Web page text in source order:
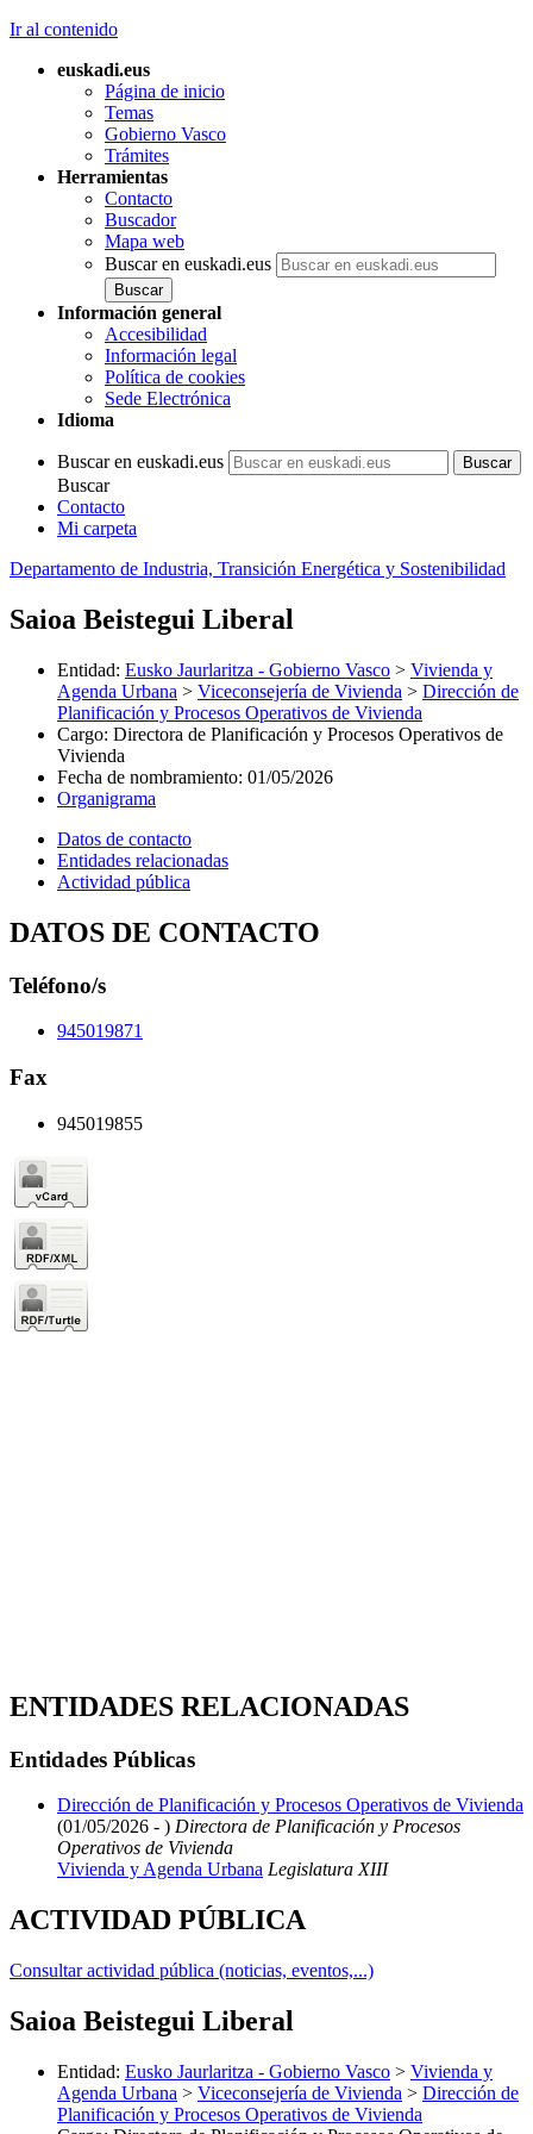
Ir al contenido
euskadi.eus
Página de inicio
Temas
Gobierno Vasco
Trámites
Herramientas
Contacto
Buscador
Mapa web
Buscar en euskadi.eus
Información general
Accesibilidad
Información legal
Política de cookies
Sede Electrónica
Idioma
Buscar en euskadi.eus
Buscar
Contacto
Mi carpeta
Departamento de Industria, Transición Energética y Sostenibilidad
Saioa Beistegui Liberal
Entidad: Eusko Jaurlaritza - Gobierno Vasco > Vivienda y
Agenda Urbana > Viceconsejería de Vivienda > Dirección de
Planificación y Procesos Operativos de Vivienda
Cargo: Directora de Planificación y Procesos Operativos de
Vivienda
Fecha de nombramiento: 01/05/2026
Organigrama
Datos de contacto
Entidades relacionadas
Actividad pública
DATOS DE CONTACTO
Teléfono/s
945019871
Fax
945019855
ENTIDADES RELACIONADAS
Entidades Públicas
Dirección de Planificación y Procesos Operativos de Vivienda
(01/05/2026 - ) Directora de Planificación y Procesos
Operativos de Vivienda
Vivienda y Agenda Urbana Legislatura XIII
ACTIVIDAD PÚBLICA
Consultar actividad pública (noticias, eventos,...)
Saioa Beistegui Liberal
Entidad: Eusko Jaurlaritza - Gobierno Vasco > Vivienda y
Agenda Urbana > Viceconsejería de Vivienda > Dirección de
Planificación y Procesos Operativos de Vivienda